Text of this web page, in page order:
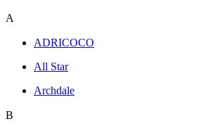
A
ADRICOCO
All Star
Archdale
B